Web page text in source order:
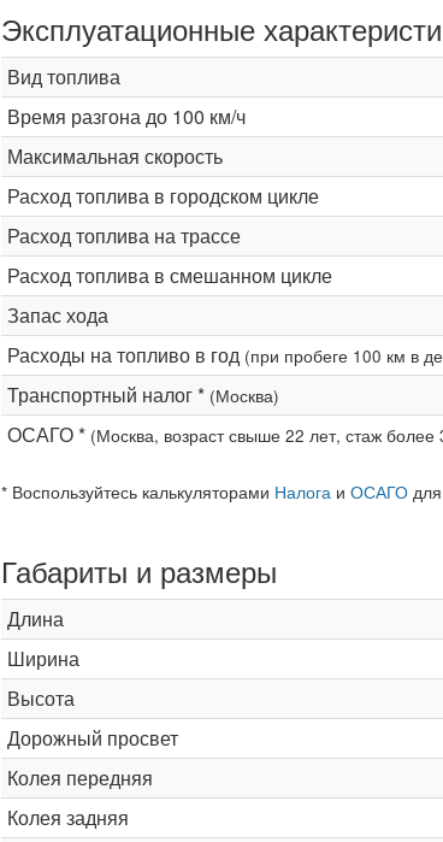
Эксплуатационные
Вид топлива
Время разгона до 100 км/ч
Максимальная скорость
Расход топлива в городском цикле
Расход топлива на трассе
Расход топлива в смешанном цикле
Запас хода
Расходы на топливо в год (при пробеге 100 км в
Транспортный налог * (Москва)
ОСАГО * (Москва, возраст свыше 22 лет, стаж более
* Воспользуйтесь калькуляторами Налогаи ОСАГОдля
Габариты и размеры
Длина
Ширина
Высота
Дорожный просвет
Колея передняя
Колея задняя